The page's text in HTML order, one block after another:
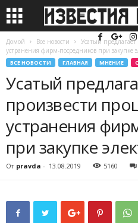
Домой Все новости
Усатый
устранения фирм-посредников при закупке
ВСЕ НОВОСТИ ГЛАВНАЯ МНЕНИЕ
Усатый
произвести
устранения
при закупке
От pravda - 13.08.2019 5160